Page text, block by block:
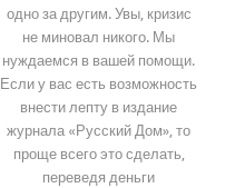
одно за другим. Увы, кризис
не миновал никого. Мы
нуждаемся в вашей помощи.
Если у вас есть возможность
внести лепту в издание
журнала «Русский Дом», то
проще всего это сделать,
переведя деньги